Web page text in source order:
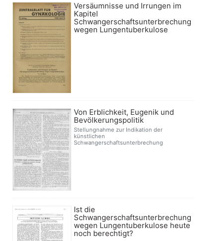
Versäumnisse und Irrungen im
Kapitel
Schwangerschaftsunterbrechung
wegen Lungentuberkulose
Von Erblichkeit, Eugenik und
Bevölkerungspolitik
Stellungnahme zur Indikation der
künstlichen
Schwangerschaftsunterbrechung
Ist die
Schwangerschaftsunterbrechung
wegen Lungentuberkulose heute
noch berechtigt?